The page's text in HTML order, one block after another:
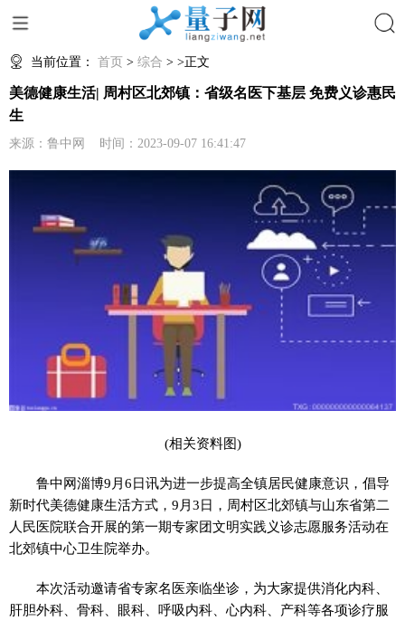
当前位置： 首页 > 综合 > >正文
美德健康生活| 周村区北郊镇：省级名医下基层 免费义诊惠民
生
来源：鲁中网 时间：2023-09-07 16:41:47
(相关资料图)
鲁中网淄博9月6日讯为进一步提高全镇居民健康意识，倡导
新时代美德健康生活方式，9月3日，周村区北郊镇与山东省第二
人民医院联合开展的第一期专家团文明实践义诊志愿服务活动在
北郊镇中心卫生院举办。
本次活动邀请省专家名医亲临坐诊，为大家提供消化内科、
肝胆外科、骨科、眼科、呼吸内科、心内科、产科等各项诊疗服